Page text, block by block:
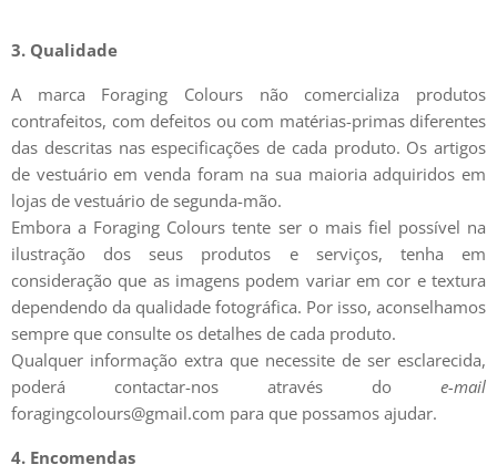
3. Qualidade
A marca Foraging Colours não comercializa produtos
contrafeitos, com defeitos ou com matérias-primas diferentes
das descritas nas especificações de cada produto. Os artigos
de vestuário em venda foram na sua maioria adquiridos em
lojas de vestuário de segunda-mão.
Embora a Foraging Colours tente ser o mais fiel possível na
ilustração dos seus produtos e serviços, tenha em
consideração que as imagens podem variar em cor e textura
dependendo da qualidade fotográfica. Por isso, aconselhamos
sempre que consulte os detalhes de cada produto.
Qualquer informação extra que necessite de ser esclarecida,
poderá contactar-nos através do e-mail
foragingcolours@gmail.com para que possamos ajudar.
4. Encomendas